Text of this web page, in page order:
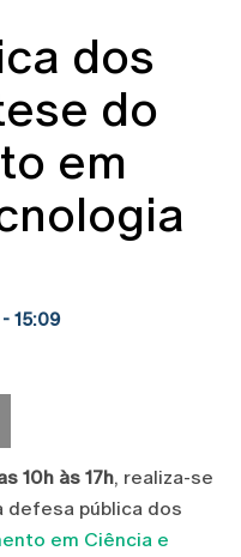
dos
do
em
15:09
10h às 17h, realiza-se
defesa pública dos
em Ciência e